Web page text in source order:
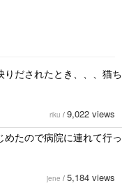
だされたとき、、、猫ち
riku / 9,022 views
たので病院に連れて行っ
jene / 5,184 views